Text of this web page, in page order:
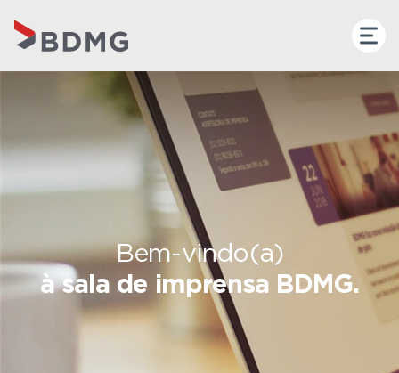
Bem-vindo(a)
à sala de imprensa BDMG.